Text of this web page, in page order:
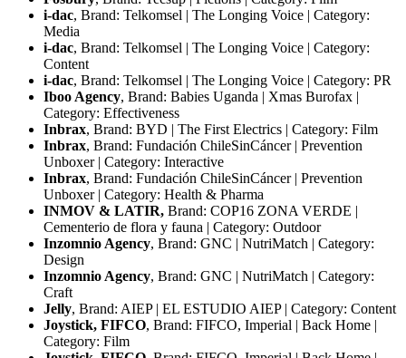
i-dac, Brand: Telkomsel | The Longing Voice | Category:
Media
i-dac, Brand: Telkomsel | The Longing Voice | Category:
Content
i-dac, Brand: Telkomsel | The Longing Voice | Category: PR
Iboo Agency, Brand: Babies Uganda | Xmas Burofax |
Category: Effectiveness
Inbrax, Brand: BYD | The First Electrics | Category: Film
Inbrax, Brand: Fundación ChileSinCáncer | Prevention
Unboxer | Category: Interactive
Inbrax, Brand: Fundación ChileSinCáncer | Prevention
Unboxer | Category: Health & Pharma
INMOV & LATIR, Brand: COP16 ZONA VERDE |
Cementerio de flora y fauna | Category: Outdoor
Inzomnio Agency, Brand: GNC | NutriMatch | Category:
Design
Inzomnio Agency, Brand: GNC | NutriMatch | Category:
Craft
Jelly, Brand: AIEP | EL ESTUDIO AIEP | Category: Content
Joystick, FIFCO, Brand: FIFCO, Imperial | Back Home |
Category: Film